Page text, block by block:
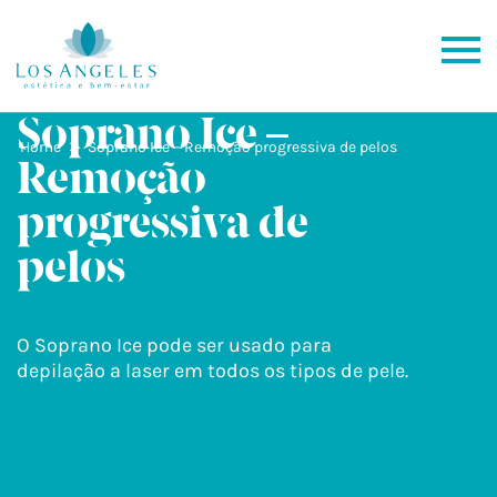
Home»Soprano Ice – Remoção progressiva de pelos
Soprano Ice –
Remoção
progressiva de
pelos
O Soprano Ice pode ser usado para
depilação a laser em todos os tipos de pele.